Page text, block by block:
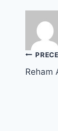
Reham